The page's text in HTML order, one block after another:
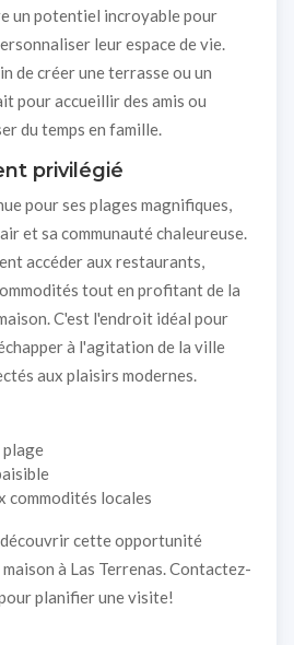
un potentiel incroyable pour
leur espace de vie.
de créer une terrasse ou un
pour accueillir des amis ou
du temps en famille.
privilégié
pour ses plages magnifiques,
et sa communauté chaleureuse.
accéder aux restaurants,
tout en profitant de la
C'est l'endroit idéal pour
à l'agitation de la ville
aux plaisirs modernes.
commodités locales
cette opportunité
à Las Terrenas. Contactez-
planifier une visite!